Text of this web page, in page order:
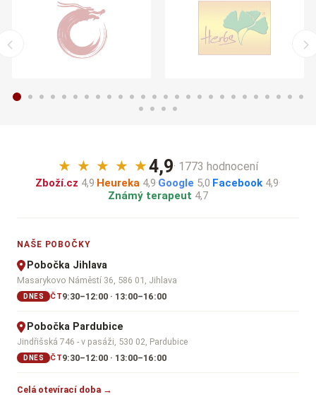
★ ★ ★ ★ ★4,9· 1773 hodnocení
Zboží.cz 4,9·Heureka 4,9·Google 5,0·Facebook 4,9·
Známý terapeut 4,7
NAŠE POBOČKY
Pobočka Jihlava
Masarykovo Náměstí 36, 586 01, Jihlava
DNES ČT9:30–12:00 · 13:00–16:00
Pobočka Pardubice
Jindřišská 746 - v pasáži, 530 02, Pardubice
DNES ČT9:30–12:00 · 13:00–16:00
Celá otevírací doba →